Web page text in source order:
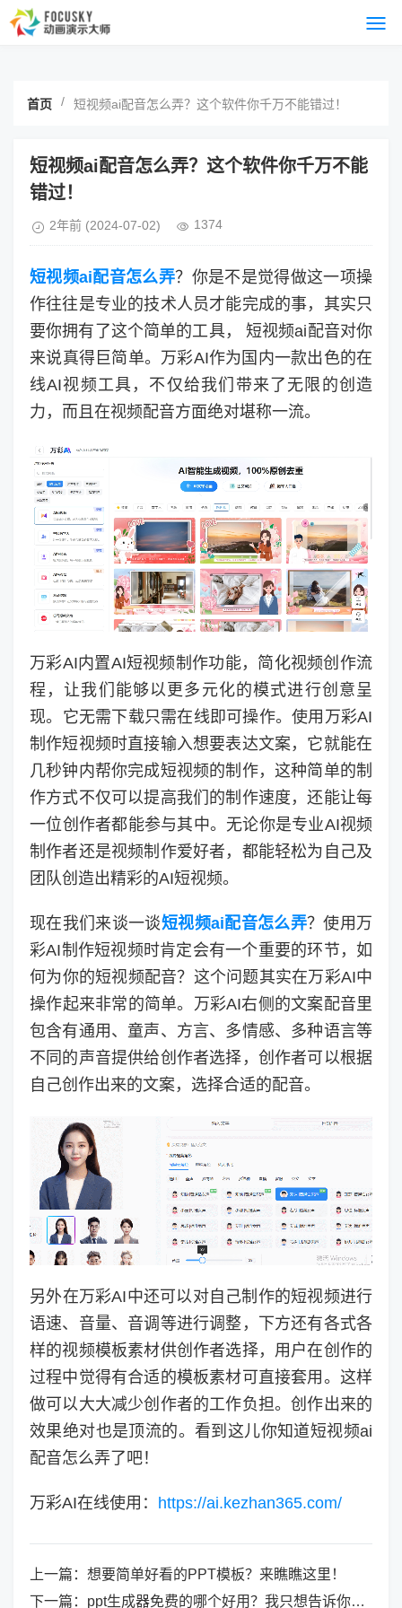
首页 / 短视频ai配音怎么弄？这个软件你千万不能错过！
短视频ai配音怎么弄？这个软件你千万不能
错过！
2年前 (2024-07-02) 1374
短视频ai配音怎么弄？你是不是觉得做这一项操
作往往是专业的技术人员才能完成的事，其实只
要你拥有了这个简单的工具， 短视频ai配音对你
来说真得巨简单。万彩AI作为国内一款出色的在
线AI视频工具，不仅给我们带来了无限的创造
力，而且在视频配音方面绝对堪称一流。
万彩AI内置AI短视频制作功能，简化视频创作流
程，让我们能够以更多元化的模式进行创意呈
现。它无需下载只需在线即可操作。使用万彩AI
制作短视频时直接输入想要表达文案，它就能在
几秒钟内帮你完成短视频的制作，这种简单的制
作方式不仅可以提高我们的制作速度，还能让每
一位创作者都能参与其中。无论你是专业AI视频
制作者还是视频制作爱好者，都能轻松为自己及
团队创造出精彩的AI短视频。
现在我们来谈一谈短视频ai配音怎么弄？使用万
彩AI制作短视频时肯定会有一个重要的环节，如
何为你的短视频配音？这个问题其实在万彩AI中
操作起来非常的简单。万彩AI右侧的文案配音里
包含有通用、童声、方言、多情感、多种语言等
不同的声音提供给创作者选择，创作者可以根据
自己创作出来的文案，选择合适的配音。
另外在万彩AI中还可以对自己制作的短视频进行
语速、音量、音调等进行调整，下方还有各式各
样的视频模板素材供创作者选择，用户在创作的
过程中觉得有合适的模板素材可直接套用。这样
做可以大大减少创作者的工作负担。创作出来的
效果绝对也是顶流的。看到这儿你知道短视频ai
配音怎么弄了吧！
万彩AI在线使用： https://ai.kezhan365.com/
上一篇： 想要简单好看的PPT模板？来瞧瞧这里！
下一篇： ppt生成器免费的哪个好用？我只想告诉你Focusky